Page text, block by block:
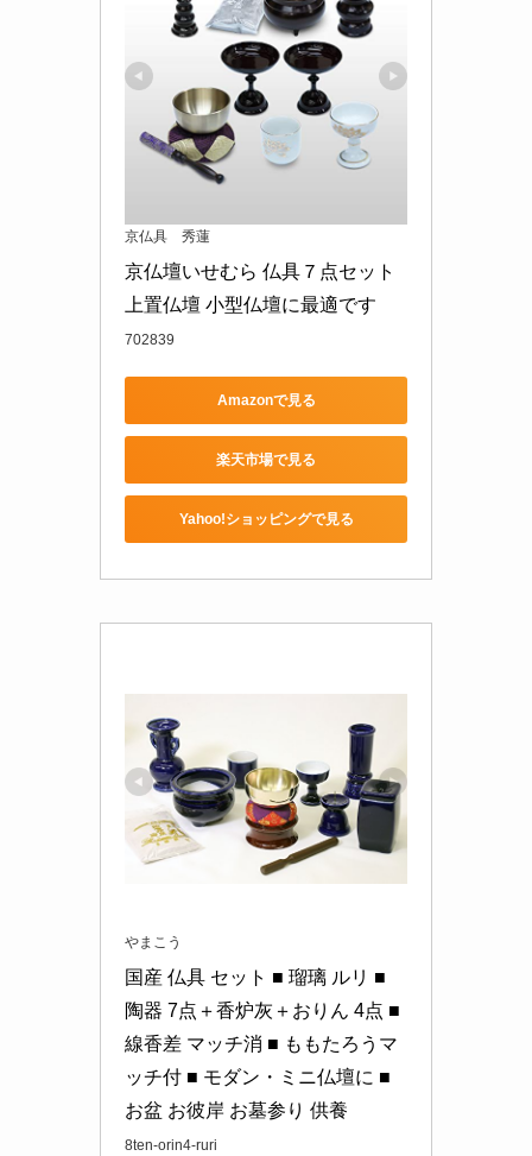
京仏具 秀蓮
京仏壇いせむら 仏具７点セット
上置仏壇 小型仏壇に最適です
702839
Amazonで見る
楽天市場で見る
Yahoo!ショッピングで見る
やまこう
国産 仏具 セット ■ 瑠璃 ルリ ■
陶器 7点＋香炉灰＋おりん 4点 ■
線香差 マッチ消 ■ ももたろうマ
ッチ付 ■ モダン・ミニ仏壇に ■
お盆 お彼岸 お墓参り 供養
8ten-orin4-ruri